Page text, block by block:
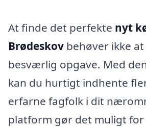
At finde det perfekte nyt
Brødeskov behøver ikke
besværlig opgave. Med
kan du hurtigt indhente
erfarne fagfolk i dit
platform gør det muligt for